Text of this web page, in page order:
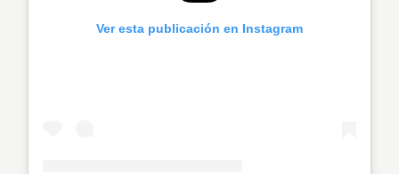
Ver esta publicación en Instagram